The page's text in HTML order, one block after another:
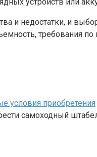
и недостатки, и
условия приобретения
самоходный